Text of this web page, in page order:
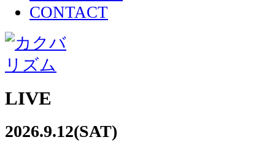
CONTACT
LIVE
2026.9.12(SAT)